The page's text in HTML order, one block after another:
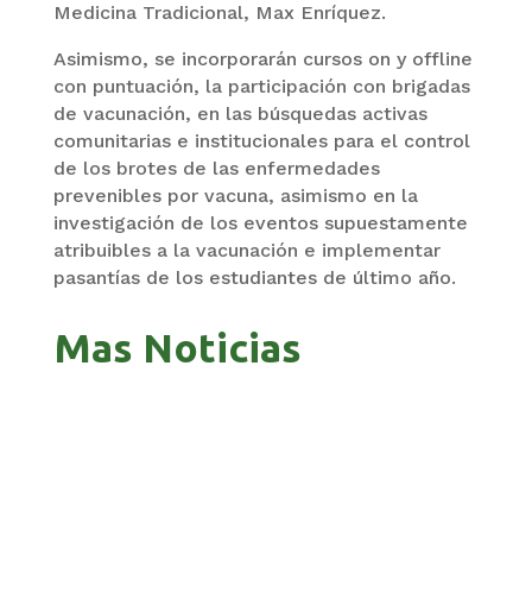
Medicina Tradicional, Max Enríquez.
Asimismo, se incorporarán cursos on y offline
con puntuación, la participación con brigadas
de vacunación, en las búsquedas activas
comunitarias e institucionales para el control
de los brotes de las enfermedades
prevenibles por vacuna, asimismo en la
investigación de los eventos supuestamente
atribuibles a la vacunación e implementar
pasantías de los estudiantes de último año.
Mas Noticias